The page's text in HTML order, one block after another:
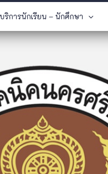
บริการนักเรียน – นักศึกษา